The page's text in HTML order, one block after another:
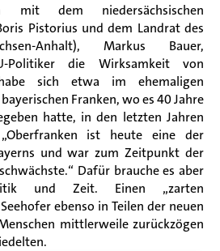
dem niedersächsischen
Pistorius und dem Landrat des
Anhalt), Markus Bauer,
Politiker die Wirksamkeit von
sich etwa im ehemaligen
Franken, wo es 40 Jahre
hatte, in den letzten Jahren
ist heute eine der
und war zum Zeitpunkt der
Dafür brauche es aber
und Zeit. Einen „zarten
ebenso in Teilen der neuen
mittlerweile zurückzögen